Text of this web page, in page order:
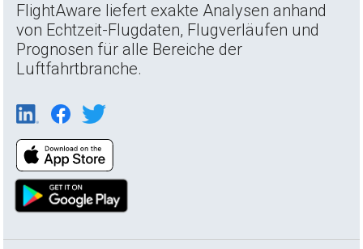
FlightAware liefert exakte Analysen anhand
von Echtzeit-Flugdaten, Flugverläufen und
Prognosen für alle Bereiche der
Luftfahrtbranche.